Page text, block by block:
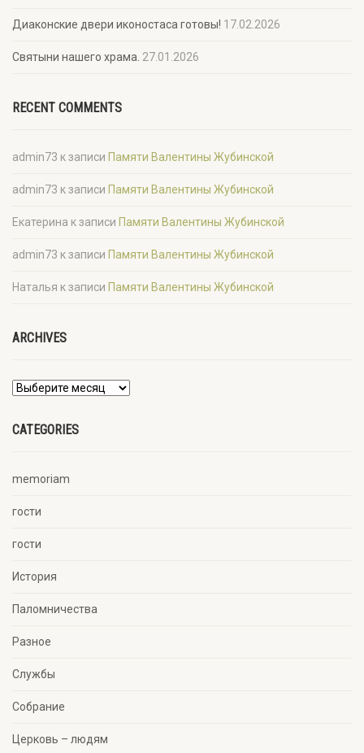
Диаконские двери иконостаса готовы! 17.02.2026
Святыни нашего храма. 27.01.2026
RECENT COMMENTS
admin73 к записи Памяти Валентины Жубинской
admin73 к записи Памяти Валентины Жубинской
Екатерина к записи Памяти Валентины Жубинской
admin73 к записи Памяти Валентины Жубинской
Наталья к записи Памяти Валентины Жубинской
ARCHIVES
CATEGORIES
memoriam
гости
гости
История
Паломничества
Разное
Службы
Собрание
Церковь – людям